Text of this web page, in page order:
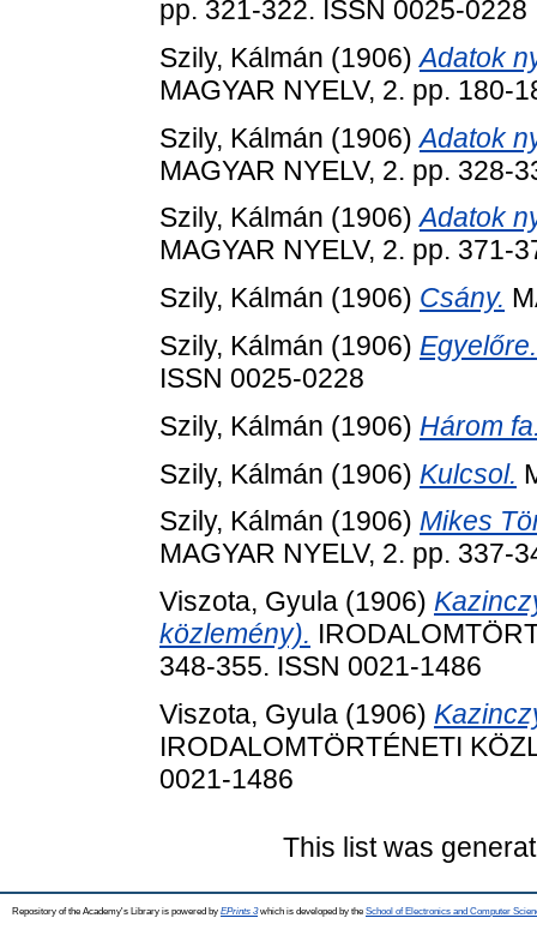
pp. 321-322. ISSN 0025-0228
Szily, Kálmán (1906)Adatok
MAGYAR NYELV, 2. pp. 180-
Szily, Kálmán (1906)Adatok
MAGYAR NYELV, 2. pp. 328-
Szily, Kálmán (1906)Adatok
MAGYAR NYELV, 2. pp. 371-
Szily, Kálmán (1906) Csány.
Szily, Kálmán (1906) Egyelőre.
ISSN 0025-0228
Szily, Kálmán (1906) Három
Szily, Kálmán (1906) Kulcsol.
Szily, Kálmán (1906) Mikes
MAGYAR NYELV, 2. pp. 337-
Viszota, Gyula (1906)
közlemény).
348-355. ISSN 0021-1486
Viszota, Gyula (1906)
IRODALOMTÖRTÉNETI
0021-1486
This list was
Repository of the Academy's Library is powered by EPrints 3which is developed by the School of Electronics and Computer